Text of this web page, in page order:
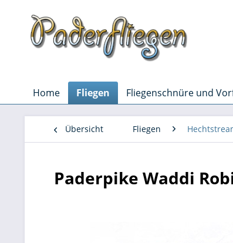
Home Fliegen Fliegenschnüre und
Übersicht Fliegen
Paderpike Waddi